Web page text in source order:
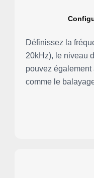
Définissez la
20kHz), le niveau
pouvez
comme le